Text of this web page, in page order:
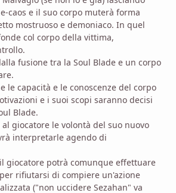
caos e il suo corpo muterà forma
mostruoso e demoniaco. In quel
col corpo della vittima,
fusione tra la Soul Blade e un corpo
le capacità e le conoscenze del corpo
e i suoi scopi saranno decisi
Blade.
giocatore le volontà del suo nuovo
interpretarle agendo di
giocatore potrà comunque effettuare
rifiutarsi di compiere un'azione
("non uccidere Sezahan" va